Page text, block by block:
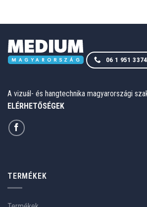
06 1 951 3374
A vizuál- és hangtechnika magyarországi
ELÉRHETŐSÉGEK
TERMÉKEK